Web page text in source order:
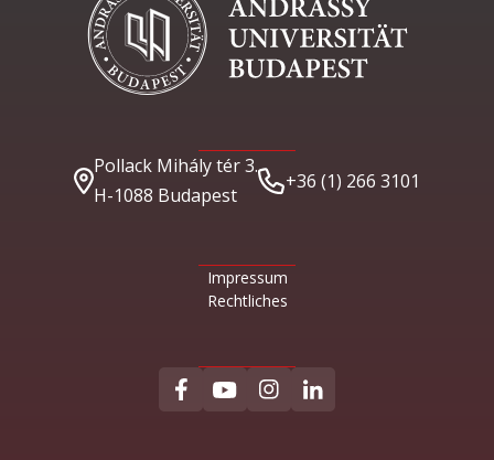
Pollack Mihály tér 3.
H-1088 Budapest
+36 (1) 266 3101
Impressum
Rechtliches